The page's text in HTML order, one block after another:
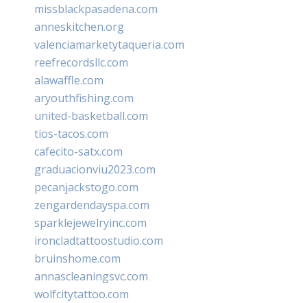
missblackpasadena.com
anneskitchen.org
valenciamarketytaqueria.com
reefrecordsllc.com
alawaffle.com
aryouthfishing.com
united-basketball.com
tios-tacos.com
cafecito-satx.com
graduacionviu2023.com
pecanjackstogo.com
zengardendayspa.com
sparklejewelryinc.com
ironcladtattoostudio.com
bruinshome.com
annascleaningsvc.com
wolfcitytattoo.com